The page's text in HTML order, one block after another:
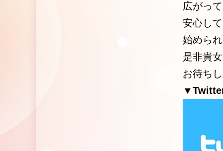
広がっ
安心し
始めら
是非貴
お待ち